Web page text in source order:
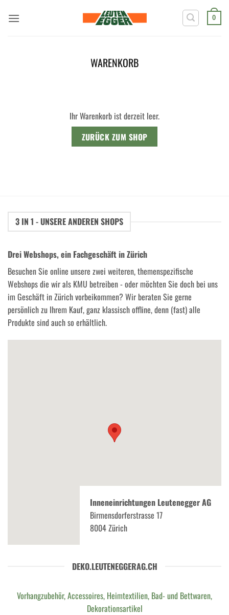
Inhalt
0
WARENKORB
Ihr Warenkorb ist derzeit leer.
ZURÜCK ZUM SHOP
3 IN 1 - UNSERE ANDEREN SHOPS
Drei Webshops, ein Fachgeschäft in Zürich
Besuchen Sie online unsere zwei weiteren, themenspezifische
Webshops die wir als KMU betreiben - oder möchten Sie doch bei uns
im Geschäft in Zürich vorbeikommen? Wir beraten Sie gerne
persönlich zu Ihrem Kauf, ganz klassisch offline, denn (fast) alle
Produkte sind auch so erhältlich.
Inneneinrichtungen Leutenegger AG
Birmensdorferstrasse 17
8004 Zürich
DEKO.LEUTENEGGERAG.CH
Vorhangzubehör, Accessoires, Heimtextilien, Bad- und Bettwaren,
Dekorationsartikel